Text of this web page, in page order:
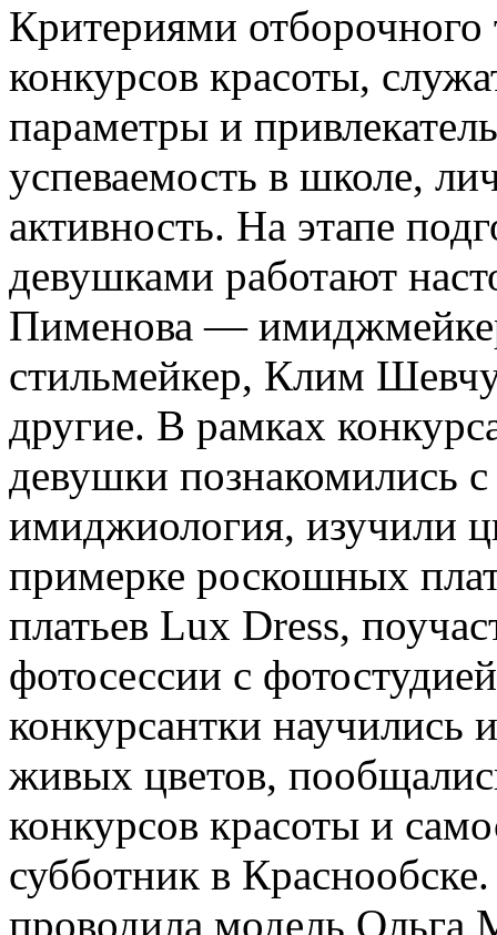
Критериями
конкурсов красоты,
параметры и
успеваемость в школе,
активность. На этапе
девушками работают
Пименова —
стильмейкер, Клим
другие. В рамках
девушки познакомились с
имиджиология, изучили
примерке роскошных
платьев Lux Dress,
фотосессии с
конкурсантки научились
живых цветов,
конкурсов красоты и
субботник в
проводила модель Ольга